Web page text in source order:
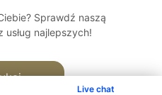
Live chat
Sprawdź naszą
najlepszych!